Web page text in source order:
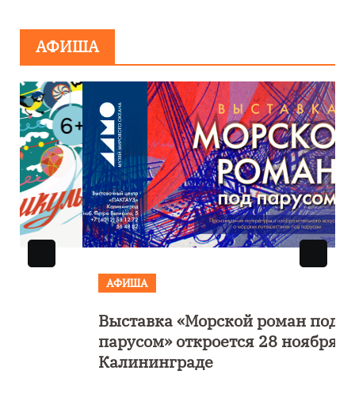
АФИША
Выставка «Морской роман под
парусом» откроется 28 ноября в
Калининграде